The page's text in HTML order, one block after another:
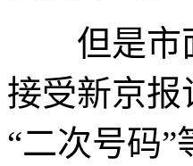
但是市面
接受新京
“二次号码